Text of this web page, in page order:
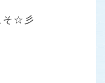
そ☆彡